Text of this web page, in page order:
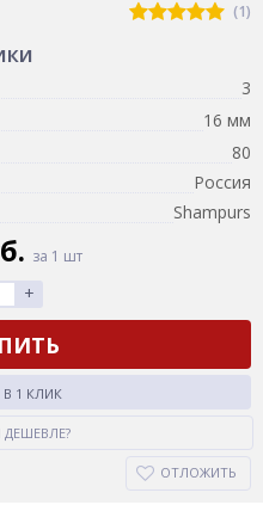
(1)
3
16 мм
80
Россия
Shampurs
за 1 шт
+
1 КЛИК
ОТЛОЖИТЬ